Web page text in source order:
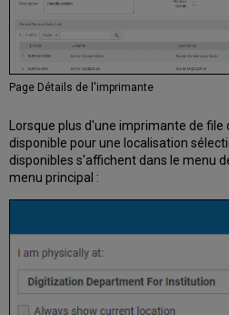
Page Détails de l'imprimante
Lorsque plus d'une imprimante de
disponible pour une localisation
disponibles s'affichent dans le menu
menu principal :